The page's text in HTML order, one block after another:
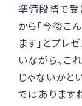
準備段階で受
から「今後こ
ます」とプレ
いながら、こ
じゃないかと
ではあります